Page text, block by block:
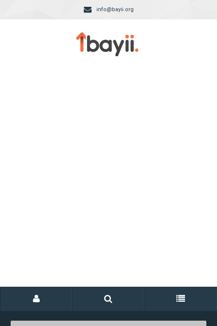
info@bayii.org